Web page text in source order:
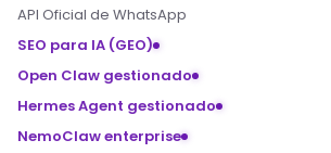
API Oficial de WhatsApp
SEO para IA (GEO)
Open Claw gestionado
Hermes Agent gestionado
NemoClaw enterprise